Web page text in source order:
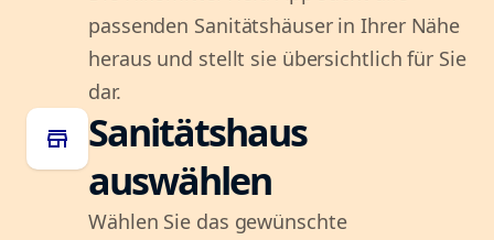
passenden Sanitätshäuser in Ihrer Nähe
heraus und stellt sie übersichtlich für Sie
dar.
store
Sanitätshaus
auswählen
Wählen Sie das gewünschte